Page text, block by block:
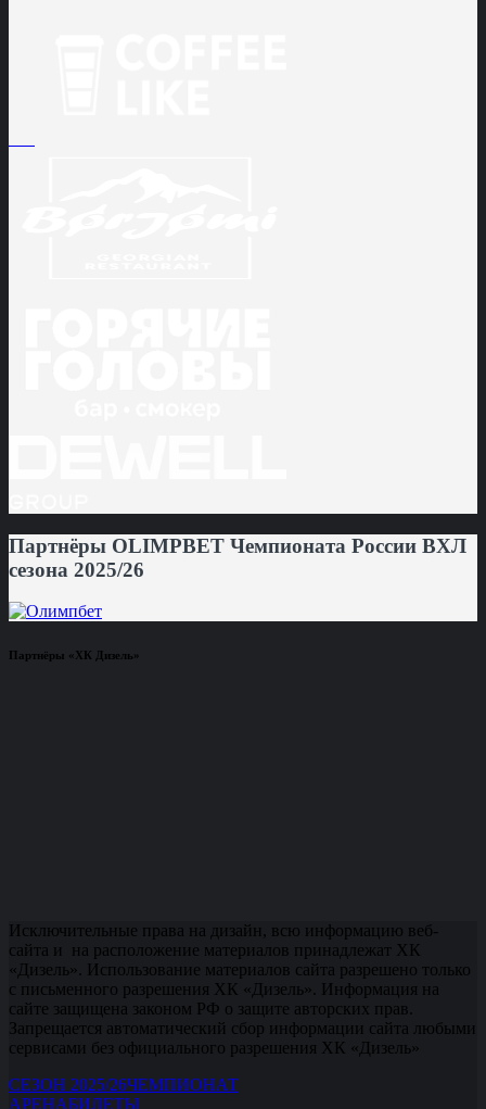
Партнёры OLIMPBET Чемпионата России ВХЛ
сезона 2025/26
Партнёры «ХК Дизель»
Исключительные права на дизайн, всю информацию веб-
сайта и на расположение материалов принадлежат ХК
«Дизель». Использование материалов сайта разрешено только
с письменного разрешения ХК «Дизель». Информация на
сайте защищена законом РФ о защите авторских прав.
Запрещается автоматический сбор информации сайта любыми
сервисами без официального разрешения ХК «Дизель»
СЕЗОН 2025/26ЧЕМПИОНАТ
АРЕНАБИЛЕТЫ